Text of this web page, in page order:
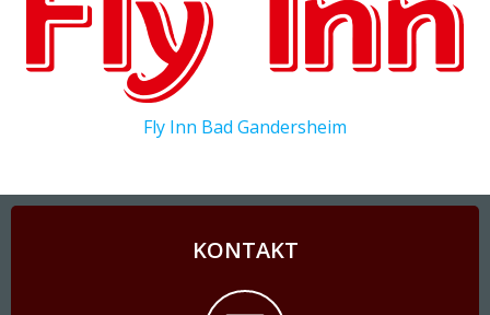
Fly Inn Bad Gandersheim
KONTAKT